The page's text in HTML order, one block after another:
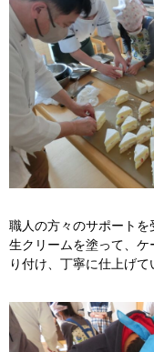
職人の方々のサポート
生クリームを塗って、
り付け、丁寧に仕上げて